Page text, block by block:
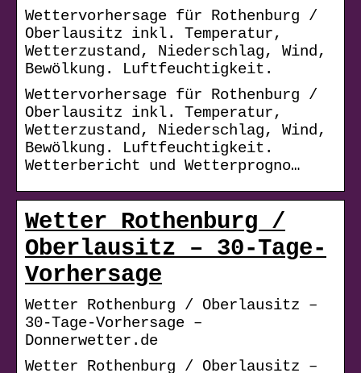
Wettervorhersage für Rothenburg /
Oberlausitz inkl. Temperatur,
Wetterzustand, Niederschlag, Wind,
Bewölkung. Luftfeuchtigkeit.
Wettervorhersage für Rothenburg /
Oberlausitz inkl. Temperatur,
Wetterzustand, Niederschlag, Wind,
Bewölkung. Luftfeuchtigkeit.
Wetterbericht und Wetterprogno…
Wetter Rothenburg /
Oberlausitz – 30-Tage-
Vorhersage
Wetter Rothenburg / Oberlausitz –
30-Tage-Vorhersage –
Donnerwetter.de
Wetter Rothenburg / Oberlausitz –